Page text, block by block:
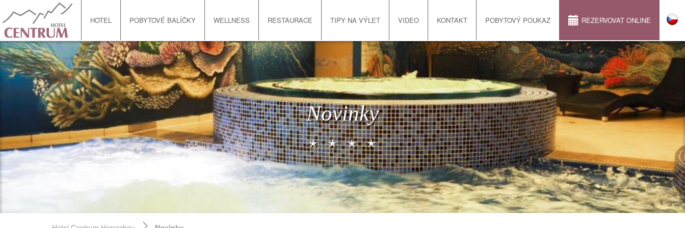
HOTEL POBYTOVÉ BALÍČKY WELLNESS RESTAURACE TIPY NA VÝLET VIDEO KONTAKT POBYTOVÝ POUKAZ REZERVOVAT ONLINE
Novinky